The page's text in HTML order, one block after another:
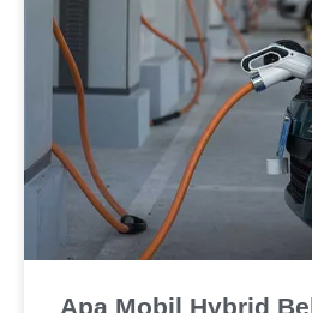
Apa Mobil Hybrid